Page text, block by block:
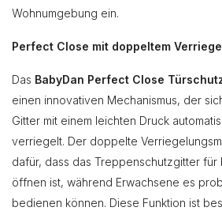
Wohnumgebung ein.
Perfect Close mit doppeltem
Das BabyDan Perfect Close
einen innovativen Mechanismus, der
Gitter mit einem leichten Druck
verriegelt. Der doppelte
dafür, dass das Treppenschutzgitter für
öffnen ist, während Erwachsene es
bedienen können. Diese Funktion ist